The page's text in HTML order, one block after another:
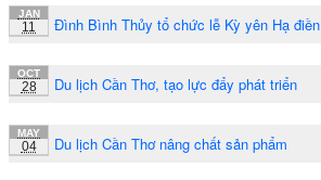
JAN
11 Đình Bình Thủy tổ chức lễ Kỳ yên Hạ điền
OCT
28 Du lịch Cần Thơ, tạo lực đẩy phát triển
MAY
04 Du lịch Cần Thơ nâng chất sản phẩm